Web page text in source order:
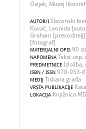
Osijek, Muzej
AUTOR/I Slavonski
Kovač, Leonida
Graham
[fotograf]
MATERIJALNI OPIS 90
NAPOMENA Tekst usp.
PREDMETNICE Izložba,
ISBN / ISSN 978-953-
MEDIJ Tiskana građa
VRSTA PUBLIKACIJE
LOKACIJA Knjižnica